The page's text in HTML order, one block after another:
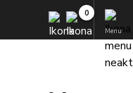
Menu